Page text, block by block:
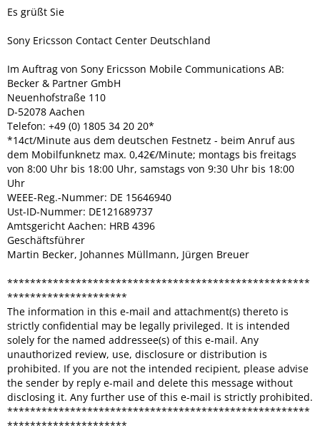
Es grüßt Sie
Sony Ericsson Contact Center Deutschland
Im Auftrag von Sony Ericsson Mobile Communications AB:
Becker & Partner GmbH
Neuenhofstraße 110
D-52078 Aachen
Telefon: +49 (0) 1805 34 20 20*
*14ct/Minute aus dem deutschen Festnetz - beim Anruf aus
dem Mobilfunknetz max. 0,42€/Minute; montags bis freitags
von 8:00 Uhr bis 18:00 Uhr, samstags von 9:30 Uhr bis 18:00
Uhr
WEEE-Reg.-Nummer: DE 15646940
Ust-ID-Nummer: DE121689737
Amtsgericht Aachen: HRB 4396
Geschäftsführer
Martin Becker, Johannes Müllmann, Jürgen Breuer
*****************************************************
*********************
The information in this e-mail and attachment(s) thereto is
strictly confidential may be legally privileged. It is intended
solely for the named addressee(s) of this e-mail. Any
unauthorized review, use, disclosure or distribution is
prohibited. If you are not the intended recipient, please advise
the sender by reply e-mail and delete this message without
disclosing it. Any further use of this e-mail is strictly prohibited.
*****************************************************
*********************